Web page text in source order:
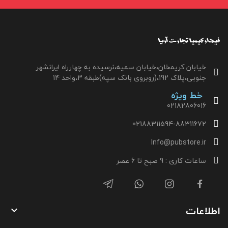
خیابان کریمخان،خیابان سمیه،نرسیده به چهارراه ایرانشهر
جنوبی،پلاک 192،(روبروی بانک سپه)طبقه 3،واحد 14
خط ویژه
02182806016
02188311594-88311672
Info@pubstore.ir
ساعات کاری : 9 صبح تا 6 عصر
اطلاعات 